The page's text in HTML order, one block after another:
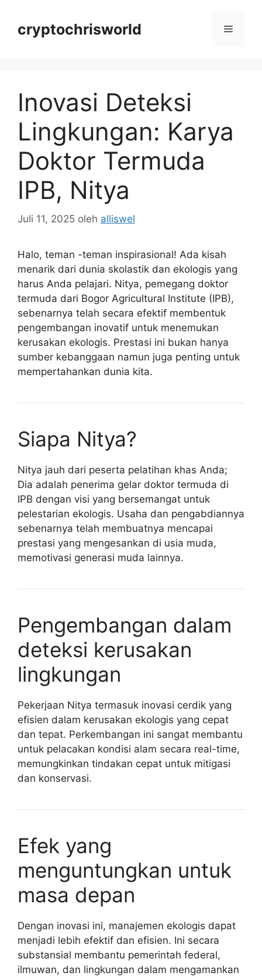
cryptochrisworld Menu
Inovasi Deteksi
Lingkungan: Karya
Doktor Termuda
IPB, Nitya
Juli 11, 2025 oleh alliswel
Halo, teman -teman inspirasional! Ada kisah
menarik dari dunia skolastik dan ekologis yang
harus Anda pelajari. Nitya, pemegang doktor
termuda dari Bogor Agricultural Institute (IPB),
sebenarnya telah secara efektif membentuk
pengembangan inovatif untuk menemukan
kerusakan ekologis. Prestasi ini bukan hanya
sumber kebanggaan namun juga penting untuk
mempertahankan dunia kita.
Siapa Nitya?
Nitya jauh dari peserta pelatihan khas Anda;
Dia adalah penerima gelar doktor termuda di
IPB dengan visi yang bersemangat untuk
pelestarian ekologis. Usaha dan pengabdiannya
sebenarnya telah membuatnya mencapai
prestasi yang mengesankan di usia muda,
memotivasi generasi muda lainnya.
Pengembangan dalam
deteksi kerusakan
lingkungan
Pekerjaan Nitya termasuk inovasi cerdik yang
efisien dalam kerusakan ekologis yang cepat
dan tepat. Perkembangan ini sangat membantu
untuk pelacakan kondisi alam secara real-time,
memungkinkan tindakan cepat untuk mitigasi
dan konservasi.
Efek yang
menguntungkan untuk
masa depan
Dengan inovasi ini, manajemen ekologis dapat
menjadi lebih efektif dan efisien. Ini secara
substansial membantu pemerintah federal,
ilmuwan, dan lingkungan dalam mengamankan